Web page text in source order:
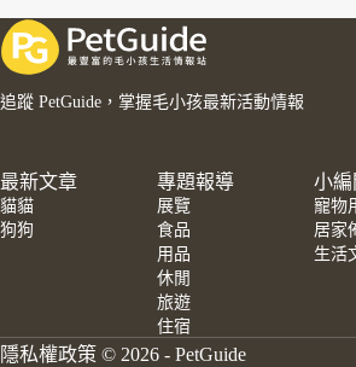
追蹤 PetGuide，掌握毛小孩最新活動情報
最新文章
貓貓
狗狗
專題報導
展覽
食品
用品
休閒
旅遊
住宿
小
寵物
居家
生活
隱私權政策 © 2026 - PetGuide